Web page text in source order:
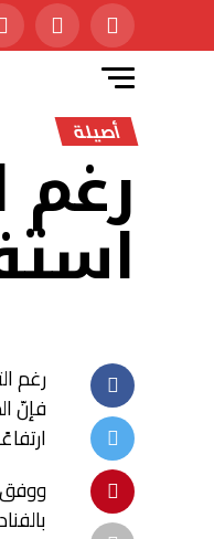
أصيلة
رغم
ووفق